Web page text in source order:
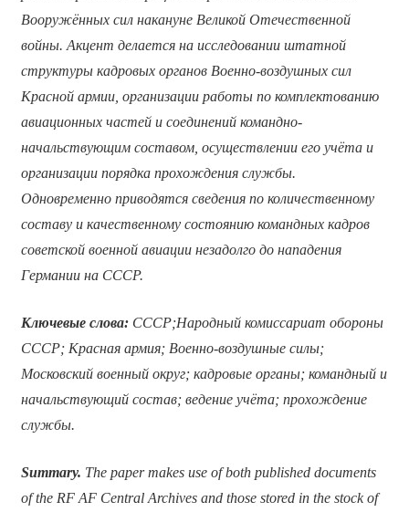
Вооружённых сил накануне Великой Отечественной
войны. Акцент делается на исследовании штатной
структуры кадровых органов Военно-воздушных сил
Красной армии, организации работы по комплектованию
авиационных частей и соединений командно-
начальствующим составом, осуществлении его учёта и
организации порядка прохождения службы.
Одновременно приводятся сведения по количественному
составу и качественному состоянию командных кадров
советской военной авиации незадолго до нападения
Германии на СССР.
Ключевые слова: СССР;Народный комиссариат обороны
СССР; Красная армия; Военно-воздушные силы;
Московский военный округ; кадровые органы; командный и
начальствующий состав; ведение учёта; прохождение
службы.
Summary. The paper makes use of both published documents
of the RF AF Central Archives and those stored in the stock of